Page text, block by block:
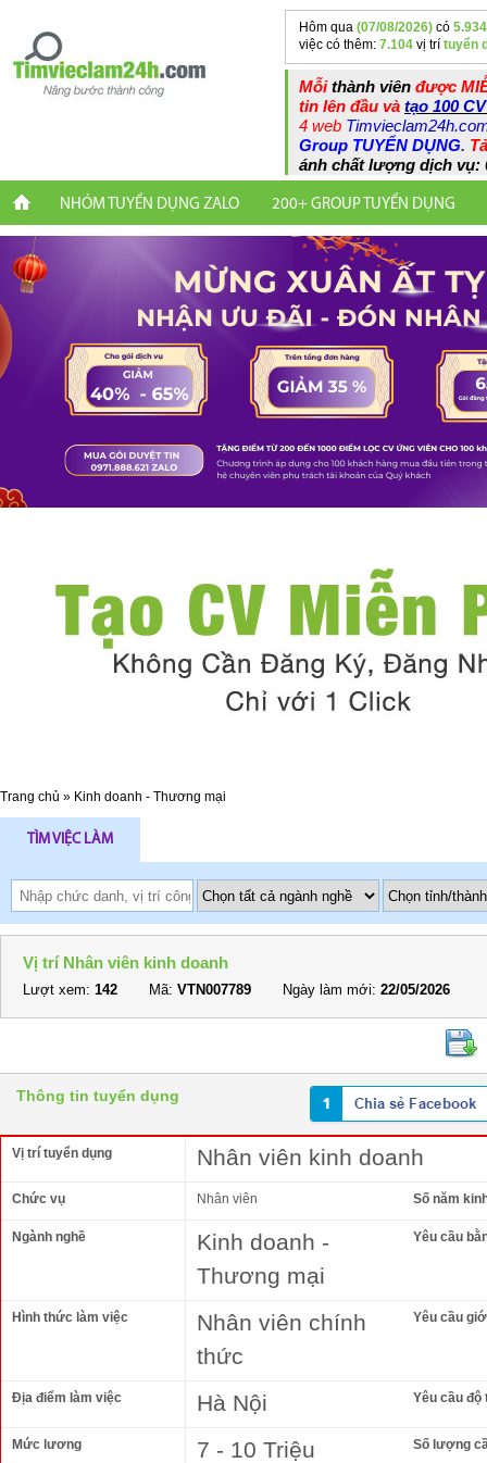
Hôm qua (07/08/2026) có 5.934
việc có thêm: 7.104 vị trí tuyển
Mỗithành viên được
tin lên đầu và tạo 100
4 web
Group TUYỂN DỤNG.
ánh chất lượng dịch vụ:
NHÓM TUYỂN DỤNG ZALO 200+ GROUP TUYỂN DỤNG
Trang chủ » Kinh doanh - Thương mại
TÌM VIỆC LÀM
Vị trí Nhân viên kinh doanh
Lượt xem: 142 Mã: VTN007789 Ngày làm mới: 22/05/2026
Thông tin tuyển dụng
Vị trí tuyển dụng Nhân viên kinh doanh
Chức vụ Nhân viên Số năm
Ngành nghề
Kinh doanh -
Thương mại
Yêu cầu
Hình thức làm việc
Nhân viên chính
thức
Yêu cầu
Địa điểm làm việc Hà Nội Yêu cầu độ
Mức lương 7 - 10 Triệu Số lượng